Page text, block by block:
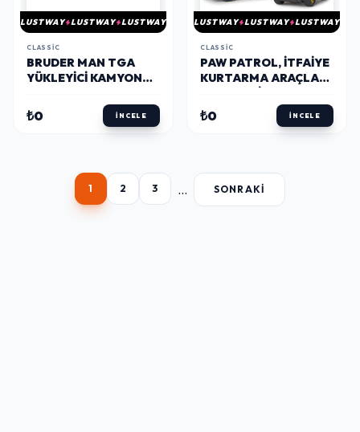
LUSTWAY LUSTWAY LUSTWAY
CLASSIC
BRUDER MAN TGA
YÜKLEYICI KAMYON
₺0 İNCELE
LUSTWAY LUSTWAY LUSTWAY
CLASSIC
PAW PATROL, İTFAIYE
KURTARMA ARAÇLARI
₺0 İNCELE
1 2 3 ... SONRAKI